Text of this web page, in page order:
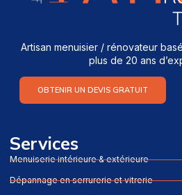
Artisan menuisier / rénovateur
plus de 20 ans
OBTENIR UN DEVIS GRATUIT
Services
Menuiserie intérieure & extérieure
Dépannage en serrurerie et vitrerie